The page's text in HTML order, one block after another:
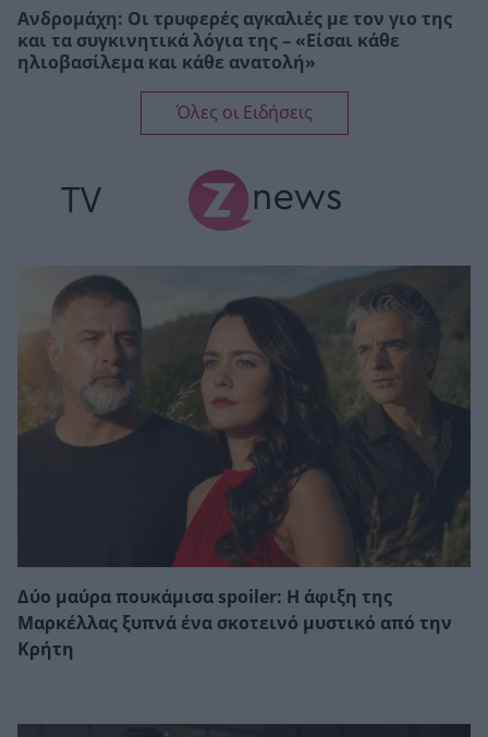
Ανδρομάχη: Οι τρυφερές αγκαλιές με τον γιο της
και τα συγκινητικά λόγια της – «Είσαι κάθε
ηλιοβασίλεμα και κάθε ανατολή»
Όλες οι Ειδήσεις
TV
Δύο μαύρα πουκάμισα spoiler: Η άφιξη της
Μαρκέλλας ξυπνά ένα σκοτεινό μυστικό από την
Κρήτη